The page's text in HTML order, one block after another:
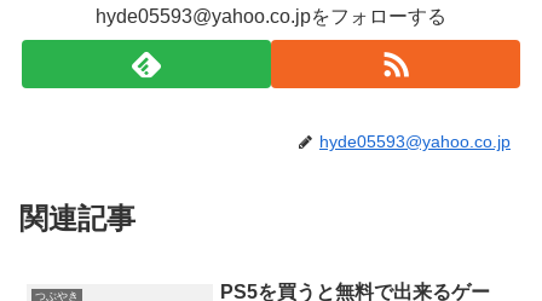
hyde05593@yahoo.co.jpをフォローする
hyde05593@yahoo.co.jp
関連記事
つぶやき
PS5を買うと無料で出来るゲー